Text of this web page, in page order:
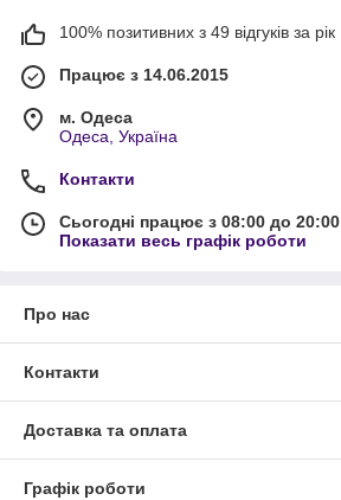
100% позитивних з 49 відгуків за рік
Працює з 14.06.2015
м. Одеса
Одеса, Україна
Контакти
Сьогодні працює з 08:00 до 20:00
Показати весь графік роботи
Про нас
Контакти
Доставка та оплата
Графік роботи